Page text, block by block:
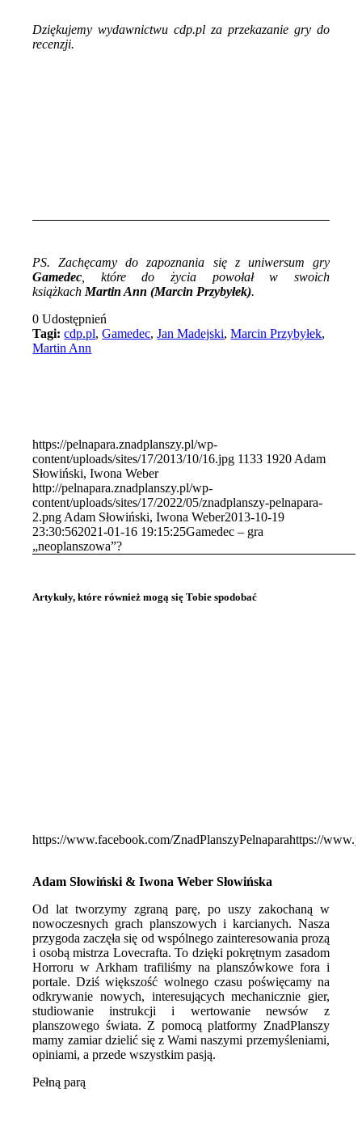
Dziękujemy wydawnictwu cdp.pl za przekazanie gry do
recenzji.
PS. Zachęcamy do zapoznania się z uniwersum gry
Gamedec , które do życia powołał w swoich
książkach Martin Ann (Marcin Przybyłek).
0Udostępnień
Tagi: cdp.pl,Gamedec,Jan Madejski,Marcin Przybyłek,
Martin Ann
https://pelnapara.znadplanszy.pl/wp-
content/uploads/sites/17/2013/10/16.jpg 1133 1920 Adam
Słowiński, Iwona Weber
http://pelnapara.znadplanszy.pl/wp-
content/uploads/sites/17/2022/05/znadplanszy-pelnapara-
2.png Adam Słowiński, Iwona Weber2013-10-19
23:30:562021-01-16 19:15:25Gamedec – gra
„neoplanszowa”?
Artykuły, które również mogą się Tobie spodobać
https://www.facebook.com/ZnadPlanszyPelnaparahttps://
Adam Słowiński & Iwona Weber Słowińska
Od lat tworzymy zgraną parę, po uszy zakochaną w
nowoczesnych grach planszowych i karcianych. Nasza
przygoda zaczęła się od wspólnego zainteresowania prozą
i osobą mistrza Lovecrafta. To dzięki pokrętnym zasadom
Horroru w Arkham trafiliśmy na planszówkowe fora i
portale. Dziś większość wolnego czasu poświęcamy na
odkrywanie nowych, interesujących mechanicznie gier,
studiowanie instrukcji i wertowanie newsów z
planszowego świata. Z pomocą platformy ZnadPlanszy
mamy zamiar dzielić się z Wami naszymi przemyśleniami,
opiniami, a przede wszystkim pasją.
Pełną parą